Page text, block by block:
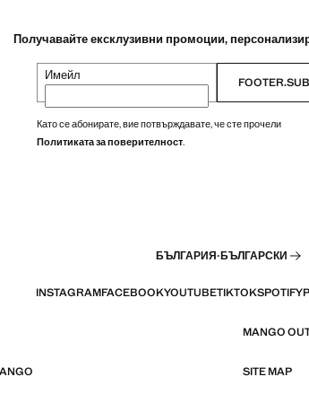
Получавайте ексклузивни промоции,
Имейл
Като се абонирате, вие потвърждавате, че сте прочели
Политиката за поверителност.
БЪЛГАРИЯ·БЪЛГАРСКИ
INSTAGRAMFACEBOOKYOUTUBETIKTOKSPOTIFY
MANGO
SITE MAP